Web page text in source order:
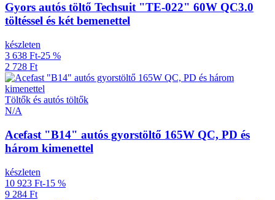
Gyors autós töltő Techsuit "TE-022" 60W QC3.0
töltéssel és két bemenettel
készleten
3 638 Ft-25 %
2 728 Ft
Töltők és autós töltők
N/A
Acefast "B14" autós gyorstöltő 165W QC, PD és
három kimenettel
készleten
10 923 Ft-15 %
9 284 Ft